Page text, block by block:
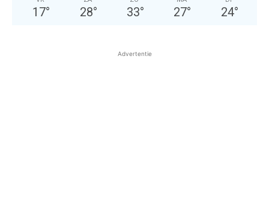
17° 28° 33° 27° 24°
Advertentie